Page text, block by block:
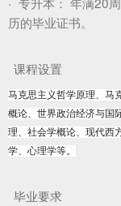
历的毕业证书。
课程设置
马克思主义哲学原理、马
概论、世界政治经济与国
理、社会学概论、现代西
学、心理学等。
毕业要求